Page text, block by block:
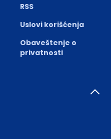
RSS
Uslovi korišćenja
Obaveštenje o
privatnosti